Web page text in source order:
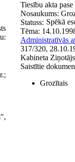
Tiesību akta pase
Nosaukums:
Statuss: Spēkā
Tēma:
Administratīvās
317/320,
Kabineta
Saistītie
Grozītais